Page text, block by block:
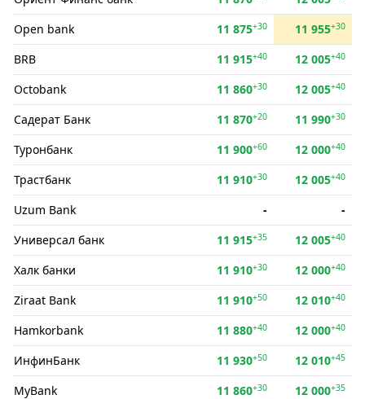
Open bank 11 875+30 11 955+30
BRB 11 915+40 12 005+40
Octobank 11 860+30 12 005+40
Садерат Банк 11 870+20 11 990+30
Туронбанк 11 900+60 12 000+40
Трастбанк 11 910+30 12 005+40
Uzum Bank -
-
Универсал банк
11 915+35 12 005+40
Халк банки 11 910+30 12 000+40
Ziraat Bank 11 910+50 12 010+40
Hamkorbank 11 880+40 12 000+40
ИнфинБанк 11 930+50 12 010+45
MyBank 11 860+30 12 000+35